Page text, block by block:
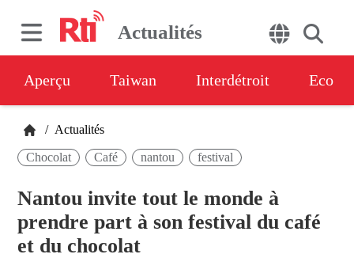
Actualités
Aperçu Taiwan Interdétroit Eco
/ Actualités
Chocolat Café nantou festival
Nantou invite tout le monde à
prendre part à son festival du café
et du chocolat